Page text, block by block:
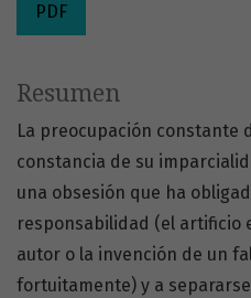
PDF
Resumen
La preocupación constante
constancia de su
una obsesión que ha
responsabilidad (el artificio
autor o la invención de un
fortuitamente) y a